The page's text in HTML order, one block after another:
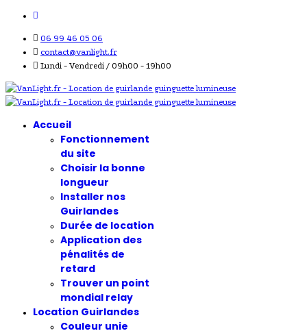
06 99 46 05 06
contact@vanlight.fr
Lundi - Vendredi / 09h00 - 19h00
Accueil
Fonctionnement
du site
Choisir la bonne
longueur
Installer nos
Guirlandes
Durée de location
Application des
pénalités de
retard
Trouver un point
mondial relay
Location Guirlandes
Couleur unie